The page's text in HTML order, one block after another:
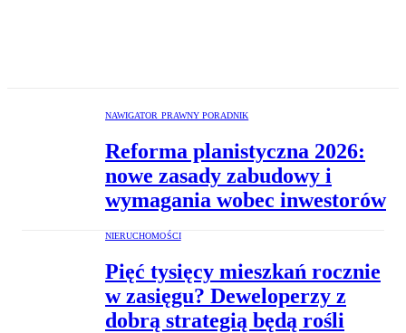
NAWIGATOR PRAWNY PORADNIK
Reforma planistyczna 2026:
nowe zasady zabudowy i
wymagania wobec inwestorów
NIERUCHOMOŚCI
Pięć tysięcy mieszkań rocznie
w zasięgu? Deweloperzy z
dobrą strategią będą rośli